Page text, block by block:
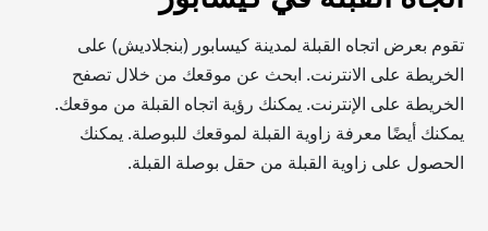
تقوم بعرض اتجاه القبلة لمدينة كيسابور (بنجلاديش) على
الخريطة على الانترنت. ابحث عن موقعك من خلال تصفح
الخريطة على الإنترنت. يمكنك رؤية اتجاه القبلة من موقعك.
يمكنك أيضًا معرفة زاوية القبلة لموقعك للبوصلة. يمكنك
الحصول على زاوية القبلة من حقل بوصلة القبلة.